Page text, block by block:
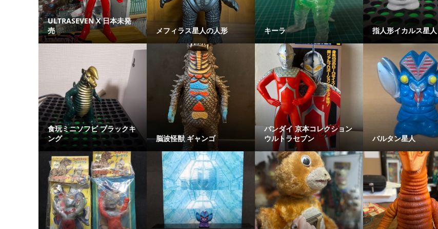
ULTRASEVEN X 日本未発
売
メフィラス星人の人形 キーラ 指人形イカルス星人
食玩ミニソフビ ブラックキ
ング
脳波怪獣 ギャンゴ
バンダイ 京本コレクション
ウルトラセブン
バルタン星人